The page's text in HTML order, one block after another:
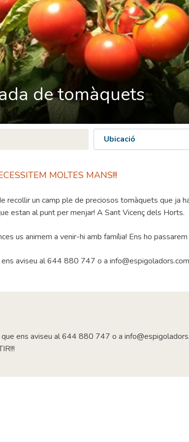
de tomàquets
Ubicació
MOLTES MANS!!!
recollir un camp ple de preciosos tomàquets que ja
estan al punt per menjar! A Sant Vicenç dels Horts.
us animem a venir-hi amb família! Ens ho passarem
aviseu al 644 880 747 o a
ens aviseu al 644 880 747 o a